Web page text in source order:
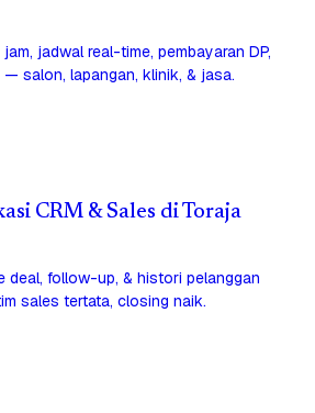
jadwal real-time, pembayaran DP,
salon, lapangan, klinik, & jasa.
CRM & Sales di Toraja
deal, follow-up, & histori pelanggan
sales tertata, closing naik.